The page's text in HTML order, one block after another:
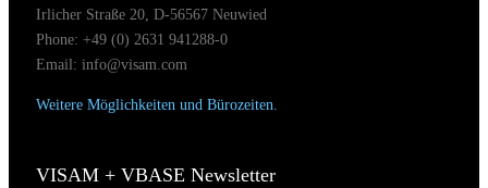
Irlicher Straße 20, D-56567 Neuwied
Phone: +49 (0) 2631 941288-0
Email: info@visam.com
Weitere Möglichkeiten und Bürozeiten.
VISAM + VBASE Newsletter